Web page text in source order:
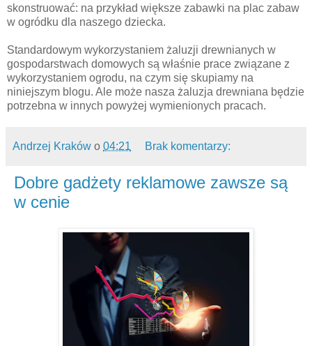
skonstruować: na przykład większe zabawki na plac zabaw
w ogródku dla naszego dziecka.
Standardowym wykorzystaniem żaluzji drewnianych w
gospodarstwach domowych są właśnie prace związane z
wykorzystaniem ogrodu, na czym się skupiamy na
niniejszym blogu. Ale może nasza żaluzja drewniana będzie
potrzebna w innych powyżej wymienionych pracach.
Andrzej Kraków o 04:21 Brak komentarzy:
Dobre gadżety reklamowe zawsze są
w cenie